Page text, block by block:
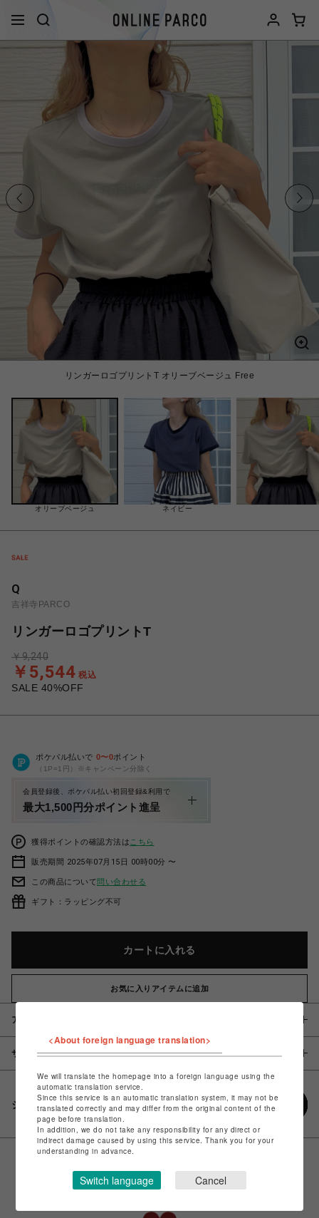
リンガーロゴプリントT オリーブベージュ Free
オリーブベージュ ネイビー
Q
吉祥寺PARCO
リンガーロゴプリントT
SALE 40%OFF
￥5,544 税込
￥9,240
ポケパル払いで 0〜0ポイント
（1P=1円）※キャンペーン分除く
会員登録後、ポケパル払い初回登録&利用で
最大1,500円分ポイント進呈
獲得ポイントの確認方法は こちら
販売期間 2025年07月15日 00時00分 〜
この商品について問い合わせる
ギフト：ラッピング不可
カートに入れる
お気に入りアイテムに追加
アイテム説明 / 素材
サイズ
シェアする
<About foreign language translation>
We will translate the homepage into a foreign language using the
automatic translation service.
Since this service is an automatic translation system, it may not be
translated correctly and may differ from the original content of the
page before translation.
In addition, we do not take any responsibility for any direct or
indirect damage caused by using this service. Thank you for your
understanding in advance.
Switch language Cancel